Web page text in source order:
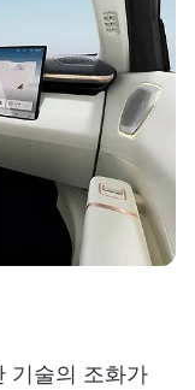
기술의 조화가